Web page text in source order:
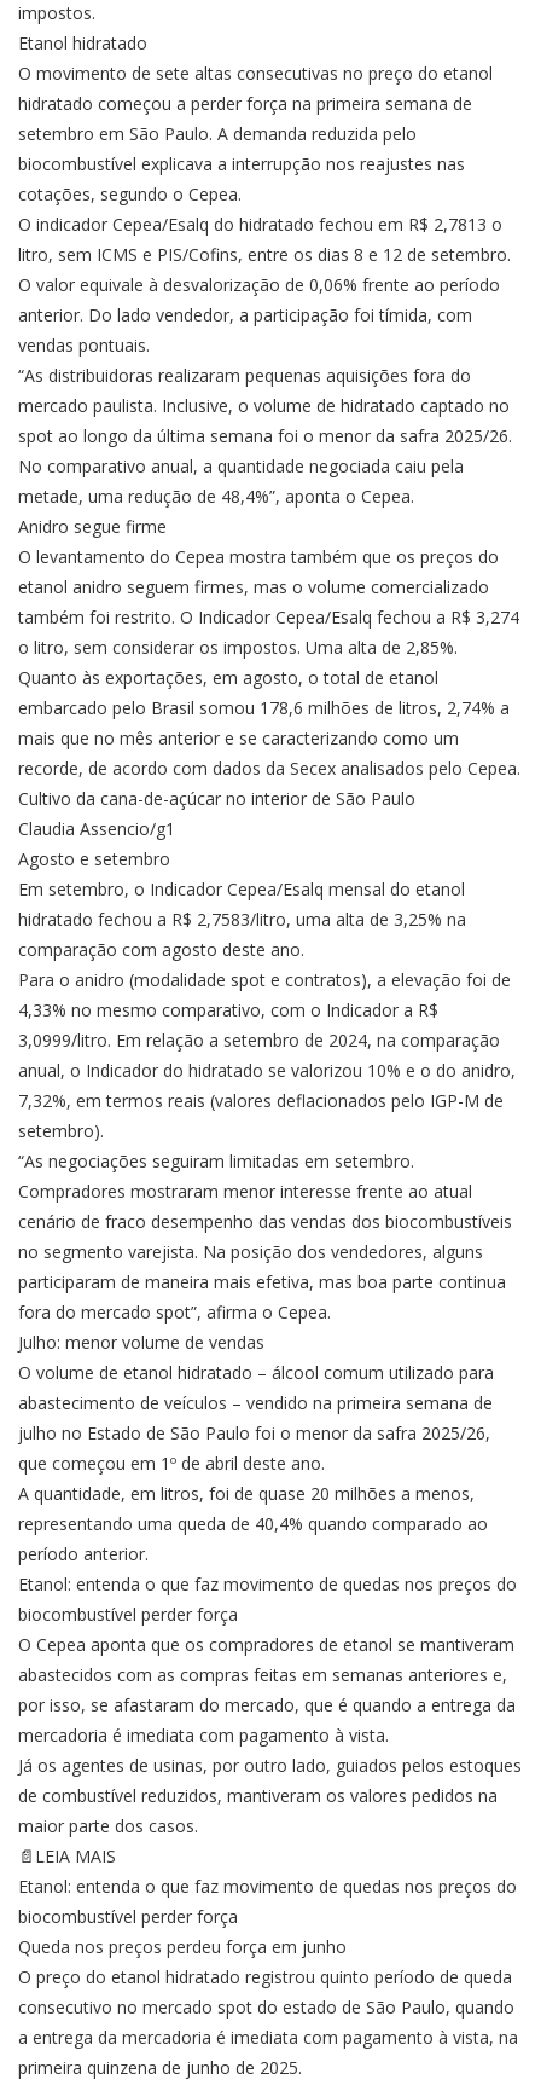
impostos.
Etanol hidratado
O movimento de sete altas consecutivas no preço do etanol
hidratado começou a perder força na primeira semana de
setembro em São Paulo. A demanda reduzida pelo
biocombustível explicava a interrupção nos reajustes nas
cotações, segundo o Cepea.
O indicador Cepea/Esalq do hidratado fechou em R$ 2,7813 o
litro, sem ICMS e PIS/Cofins, entre os dias 8 e 12 de setembro.
O valor equivale à desvalorização de 0,06% frente ao período
anterior. Do lado vendedor, a participação foi tímida, com
vendas pontuais.
“As distribuidoras realizaram pequenas aquisições fora do
mercado paulista. Inclusive, o volume de hidratado captado no
spot ao longo da última semana foi o menor da safra 2025/26.
No comparativo anual, a quantidade negociada caiu pela
metade, uma redução de 48,4%”, aponta o Cepea.
Anidro segue firme
O levantamento do Cepea mostra também que os preços do
etanol anidro seguem firmes, mas o volume comercializado
também foi restrito. O Indicador Cepea/Esalq fechou a R$ 3,274
o litro, sem considerar os impostos. Uma alta de 2,85%.
Quanto às exportações, em agosto, o total de etanol
embarcado pelo Brasil somou 178,6 milhões de litros, 2,74% a
mais que no mês anterior e se caracterizando como um
recorde, de acordo com dados da Secex analisados pelo Cepea.
Cultivo da cana-de-açúcar no interior de São Paulo
Claudia Assencio/g1
Agosto e setembro
Em setembro, o Indicador Cepea/Esalq mensal do etanol
hidratado fechou a R$ 2,7583/litro, uma alta de 3,25% na
comparação com agosto deste ano.
Para o anidro (modalidade spot e contratos), a elevação foi de
4,33% no mesmo comparativo, com o Indicador a R$
3,0999/litro. Em relação a setembro de 2024, na comparação
anual, o Indicador do hidratado se valorizou 10% e o do anidro,
7,32%, em termos reais (valores deflacionados pelo IGP-M de
setembro).
“As negociações seguiram limitadas em setembro.
Compradores mostraram menor interesse frente ao atual
cenário de fraco desempenho das vendas dos biocombustíveis
no segmento varejista. Na posição dos vendedores, alguns
participaram de maneira mais efetiva, mas boa parte continua
fora do mercado spot”, afirma o Cepea.
Julho: menor volume de vendas
O volume de etanol hidratado – álcool comum utilizado para
abastecimento de veículos – vendido na primeira semana de
julho no Estado de São Paulo foi o menor da safra 2025/26,
que começou em 1º de abril deste ano.
A quantidade, em litros, foi de quase 20 milhões a menos,
representando uma queda de 40,4% quando comparado ao
período anterior.
Etanol: entenda o que faz movimento de quedas nos preços do
biocombustível perder força
O Cepea aponta que os compradores de etanol se mantiveram
abastecidos com as compras feitas em semanas anteriores e,
por isso, se afastaram do mercado, que é quando a entrega da
mercadoria é imediata com pagamento à vista.
Já os agentes de usinas, por outro lado, guiados pelos estoques
de combustível reduzidos, mantiveram os valores pedidos na
maior parte dos casos.
📄LEIA MAIS
Etanol: entenda o que faz movimento de quedas nos preços do
biocombustível perder força
Queda nos preços perdeu força em junho
O preço do etanol hidratado registrou quinto período de queda
consecutivo no mercado spot do estado de São Paulo, quando
a entrega da mercadoria é imediata com pagamento à vista, na
primeira quinzena de junho de 2025.